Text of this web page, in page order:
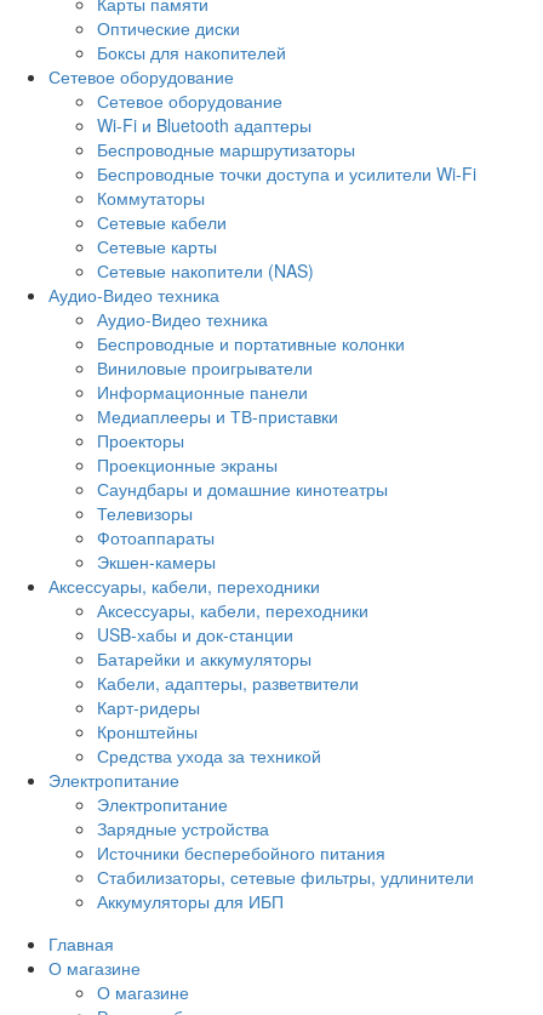
Оптические диски
Боксы для накопителей
Сетевое оборудование
Сетевое оборудование
Wi-Fi и Bluetooth адаптеры
Беспроводные маршрутизаторы
Беспроводные точки доступа и усилители Wi-Fi
Коммутаторы
Сетевые кабели
Сетевые карты
Сетевые накопители (NAS)
Аудио-Видео техника
Аудио-Видео техника
Беспроводные и портативные колонки
Виниловые проигрыватели
Информационные панели
Медиаплееры и ТВ-приставки
Проекторы
Проекционные экраны
Саундбары и домашние кинотеатры
Телевизоры
Фотоаппараты
Экшен-камеры
Аксессуары, кабели, переходники
Аксессуары, кабели, переходники
USB-хабы и док-станции
Батарейки и аккумуляторы
Кабели, адаптеры, разветвители
Карт-ридеры
Кронштейны
Средства ухода за техникой
Электропитание
Электропитание
Зарядные устройства
Источники бесперебойного питания
Стабилизаторы, сетевые фильтры, удлинители
Аккумуляторы для ИБП
Главная
О магазине
О магазине